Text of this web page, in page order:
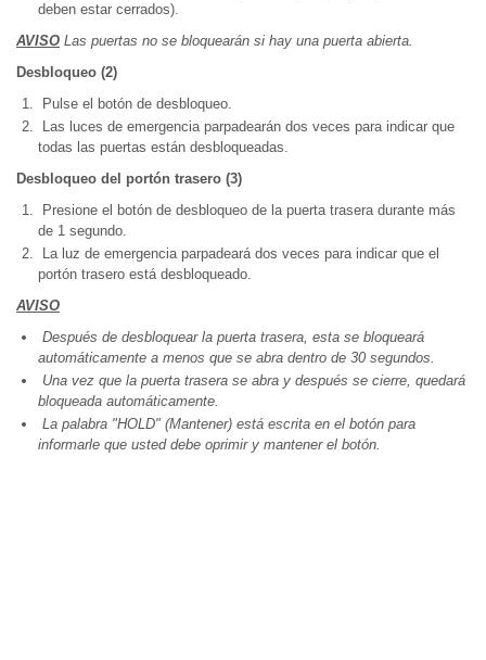
deben estar cerrados).
AVISO Las puertas no se bloquearán si hay una puerta abierta.
Desbloqueo (2)
Pulse el botón de desbloqueo.
Las luces de emergencia parpadearán dos veces para indicar que
todas las puertas están desbloqueadas.
Desbloqueo del portón trasero (3)
Presione el botón de desbloqueo de la puerta trasera durante más
de 1 segundo.
La luz de emergencia parpadeará dos veces para indicar que el
portón trasero está desbloqueado.
AVISO
Después de desbloquear la puerta trasera, esta se bloqueará
automáticamente a menos que se abra dentro de 30 segundos.
Una vez que la puerta trasera se abra y después se cierre, quedará
bloqueada automáticamente.
La palabra "HOLD" (Mantener) está escrita en el botón para
informarle que usted debe oprimir y mantener el botón.